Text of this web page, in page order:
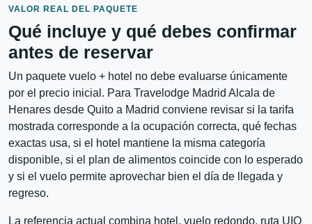
VALOR REAL DEL PAQUETE
Qué incluye y qué debes confirmar
antes de reservar
Un paquete vuelo + hotel no debe evaluarse únicamente
por el precio inicial. Para Travelodge Madrid Alcala de
Henares desde Quito a Madrid conviene revisar si la tarifa
mostrada corresponde a la ocupación correcta, qué fechas
exactas usa, si el hotel mantiene la misma categoría
disponible, si el plan de alimentos coincide con lo esperado
y si el vuelo permite aprovechar bien el día de llegada y
regreso.
La referencia actual combina hotel, vuelo redondo, ruta UIO